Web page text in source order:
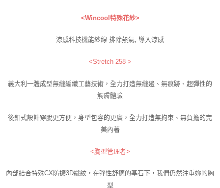
<Wincool特殊花紗>
涼感科技機能紗線-排除熱氣, 導入涼感
<Stretch 258 >
義大利一體成型無縫編織工藝技術，全力打造無縫邊、無痕跡、超彈性的
觸膚體驗
後釦式設計穿脫更方便，身型包容的更廣，全力打造無拘束、無負擔的完
美內著
<胸型管理者>
內部結合特殊CX防擴3D織紋，在彈性舒適的基石下，我們仍然注重妳的胸
型